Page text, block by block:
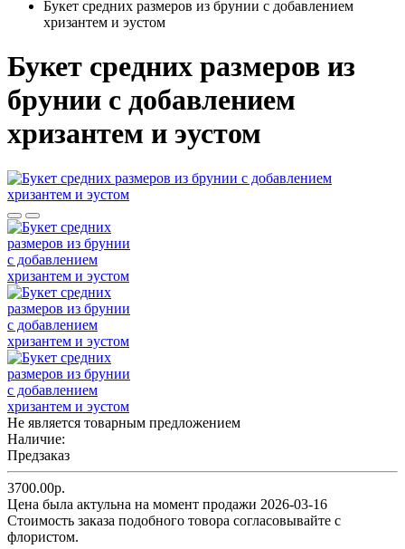
Букет средних размеров из брунии c добавлением
хризантем и эустом
Букет средних размеров из
брунии c добавлением
хризантем и эустом
Не является товарным предложением
Наличие:
Предзаказ
3700.00р.
Цена была актульна на момент продажи 2026-03-16
Cтоимость заказа подобного товора согласовывайте с
флористом.